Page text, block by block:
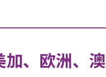
加、欧洲、澳